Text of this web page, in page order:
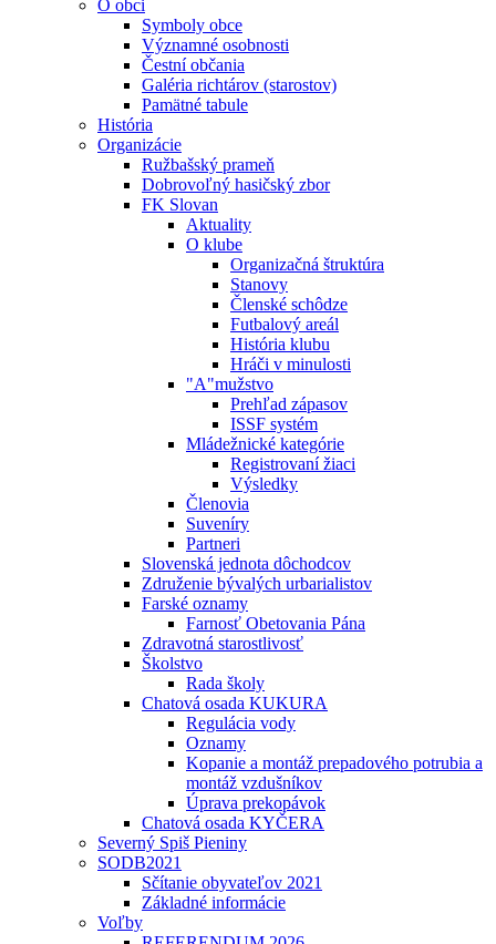
O obci
Symboly obce
Významné osobnosti
Čestní občania
Galéria richtárov (starostov)
Pamätné tabule
História
Organizácie
Ružbašský prameň
Dobrovoľný hasičský zbor
FK Slovan
Aktuality
O klube
Organizačná štruktúra
Stanovy
Členské schôdze
Futbalový areál
História klubu
Hráči v minulosti
"A"mužstvo
Prehľad zápasov
ISSF systém
Mládežnické kategórie
Registrovaní žiaci
Výsledky
Členovia
Suveníry
Partneri
Slovenská jednota dôchodcov
Združenie bývalých urbarialistov
Farské oznamy
Farnosť Obetovania Pána
Zdravotná starostlivosť
Školstvo
Rada školy
Chatová osada KUKURA
Regulácia vody
Oznamy
Kopanie a montáž prepadového potrubia a
montáž vzdušníkov
Úprava prekopávok
Chatová osada KYČERA
Severný Spiš Pieniny
SODB2021
Sčítanie obyvateľov 2021
Základné informácie
Voľby